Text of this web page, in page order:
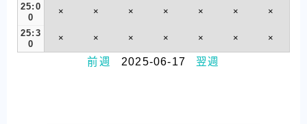
25:0
0
× × × × × × ×
25:3
0
× × × × × × ×
前週 2025-06-17 翌週